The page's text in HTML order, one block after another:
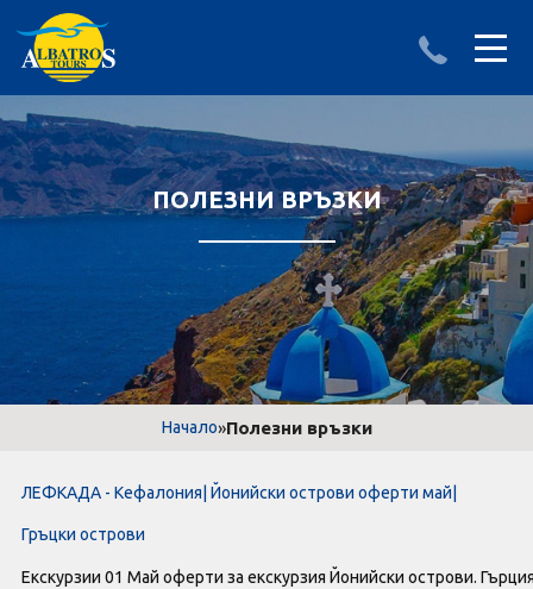
ДЕСТИНАЦИИ
АЛБАНИЯ
ТУРЦИЯ
LAST MINUTE оферти
Оферти За Нова Година
ИЗПРАТИ ЗАПИТВАНЕ
ПОЛЕЗНИ ВРЪЗКИ
Начало»Полезни връзки
ЛЕФКАДА - Кефалония| Йонийски острови оферти май|
Гръцки острови
Екскурзии 01 Май оферти за екскурзия Йонийски острови.